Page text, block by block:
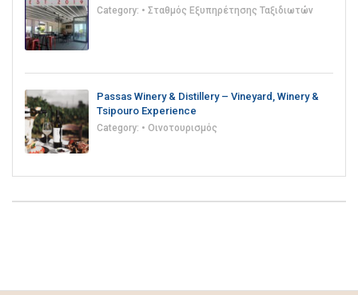
Category: • Σταθμός Εξυπηρέτησης Ταξιδιωτών
Passas Winery & Distillery – Vineyard, Winery &
Tsipouro Experience
Category: • Οινοτουρισμός